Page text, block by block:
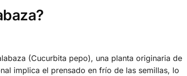
(Cucurbita pepo), una planta originaria de
implica el prensado en frío de las semillas, lo